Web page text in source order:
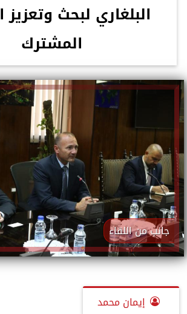
البلغاري لبحث وتعزيز
المشترك
جانب من اللقاء
إيمان محمد